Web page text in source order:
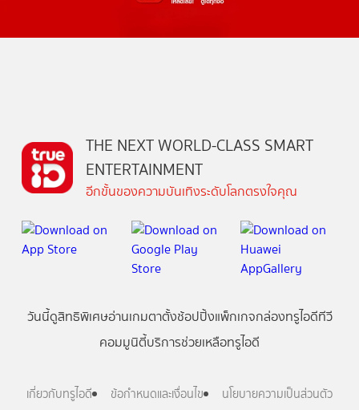
THE NEXT WORLD-CLASS SMART
ENTERTAINMENT
อีกขั้นของความบันเทิงระดับโลกตรงใจคุณ
วันนี้ดูสิทธิพิเศษอ่านเกมตาตั้งช้อปปิ้งแพ็กเกจกล่องทรูไอดีทีวี
คอมมูนิตี้บริการช่วยเหลือทรูไอดี
เกี่ยวกับทรูไอดี ข้อกำหนดและเงื่อนไข นโยบายความเป็นส่วนตัว